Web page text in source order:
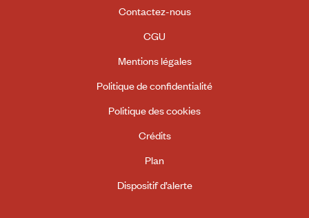
Contactez-nous
CGU
Mentions légales
Politique de confidentialité
Politique des cookies
Crédits
Plan
Dispositif d’alerte